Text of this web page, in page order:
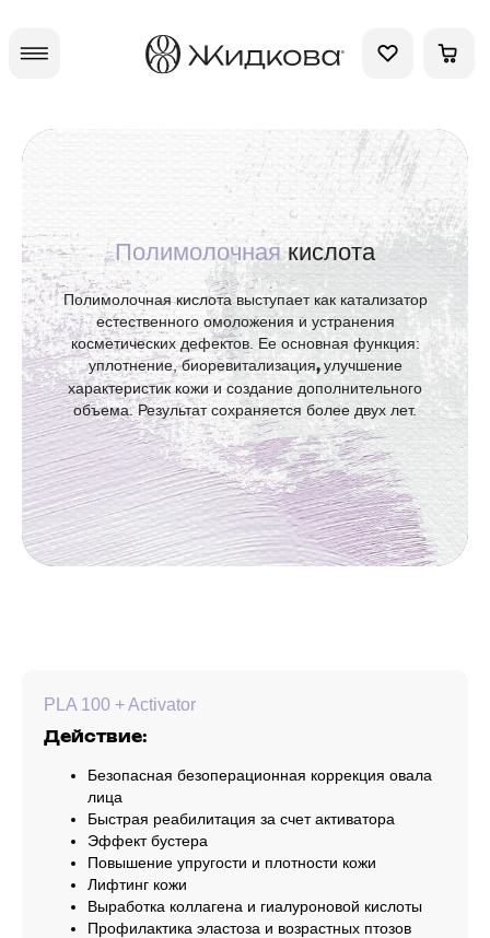
Полимолочнаякислота
Полимолочная кислота выступает как катализатор
естественного омоложения и устранения
косметических дефектов. Ее основная функция:
уплотнение, биоревитализация,улучшение
характеристик кожи и создание дополнительного
объема. Результат сохраняется более двух лет.
PLA 100 + Activator
Действие:
Безопасная безоперационная коррекция овала
лица
Быстрая реабилитация за счет активатора
Эффект бустера
Повышение упругости и плотности кожи
Лифтинг кожи
Выработка коллагена и гиалуроновой кислоты
Профилактика эластоза и возрастных птозов